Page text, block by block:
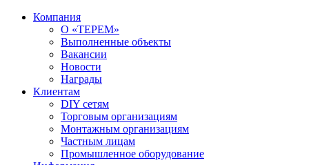
Компания
О «ТЕРЕМ»
Выполненные объекты
Вакансии
Новости
Награды
Клиентам
DIY сетям
Торговым организациям
Монтажным организациям
Частным лицам
Промышленное оборудование